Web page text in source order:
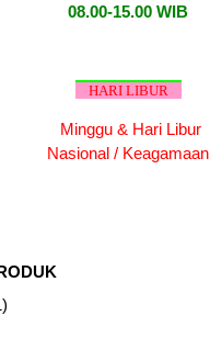
08.00-15.00 WIB
HARI LIBUR
Minggu & Hari Libur
Nasional / Keagamaan